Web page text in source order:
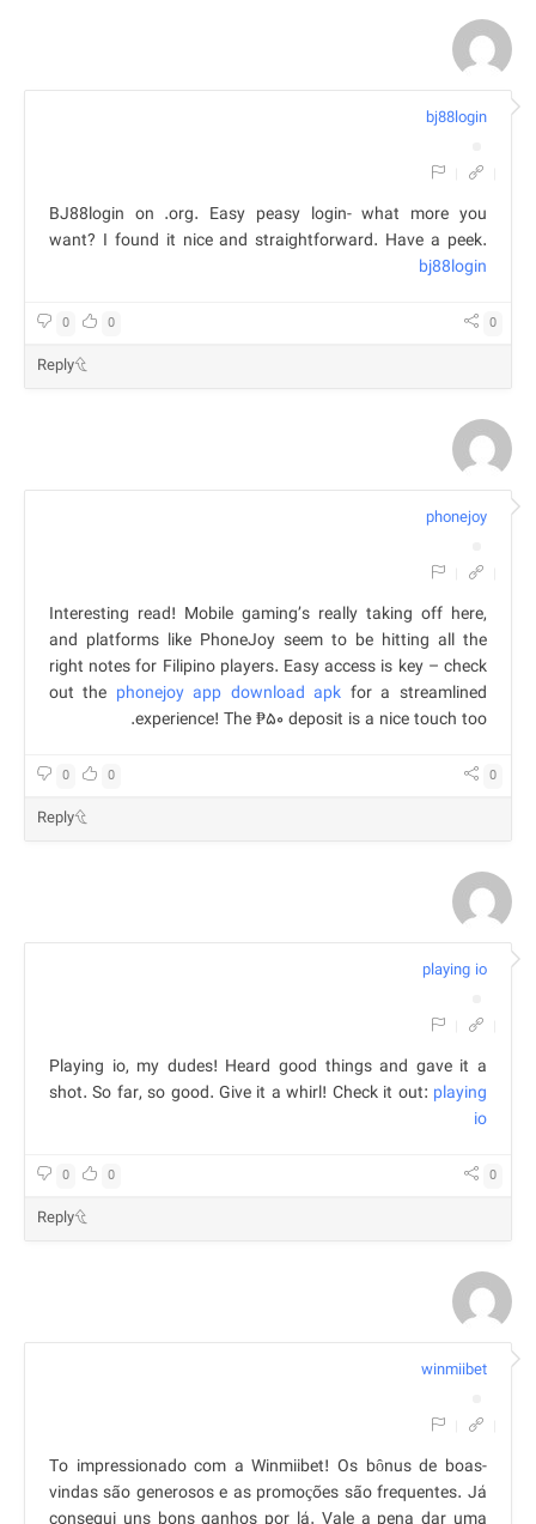
bj88login
BJ88login on .org. Easy peasy login- what more you
want? I found it nice and straightforward. Have a peek.
bj88login
0
0 0
Reply
phonejoy
Interesting read! Mobile gaming’s really taking off here,
and platforms like PhoneJoy seem to be hitting all the
right notes for Filipino players. Easy access is key – check
out the phonejoy app download apk for a streamlined
experience! The ₱۵۰ deposit is a nice touch too.
0
0 0
Reply
playing io
Playing io, my dudes! Heard good things and gave it a
shot. So far, so good. Give it a whirl! Check it out: playing
io
0
0 0
Reply
winmiibet
To impressionado com a Winmiibet! Os bônus de boas-
vindas são generosos e as promoções são frequentes. Já